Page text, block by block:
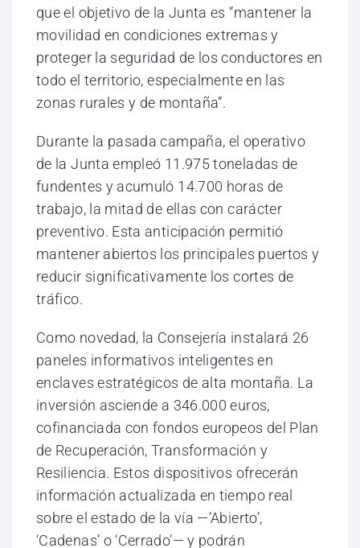
que el objetivo de la Junta es “mantener la
movilidad en condiciones extremas y
proteger la seguridad de los conductores en
todo el territorio, especialmente en las
zonas rurales y de montaña”.
Durante la pasada campaña, el operativo
de la Junta empleó 11.975 toneladas de
fundentes y acumuló 14.700 horas de
trabajo, la mitad de ellas con carácter
preventivo. Esta anticipación permitió
mantener abiertos los principales puertos y
reducir significativamente los cortes de
tráfico.
Como novedad, la Consejería instalará 26
paneles informativos inteligentes en
enclaves estratégicos de alta montaña. La
inversión asciende a 346.000 euros,
cofinanciada con fondos europeos del Plan
de Recuperación, Transformación y
Resiliencia. Estos dispositivos ofrecerán
información actualizada en tiempo real
sobre el estado de la vía —’Abierto’,
‘Cadenas’ o ‘Cerrado’— y podrán